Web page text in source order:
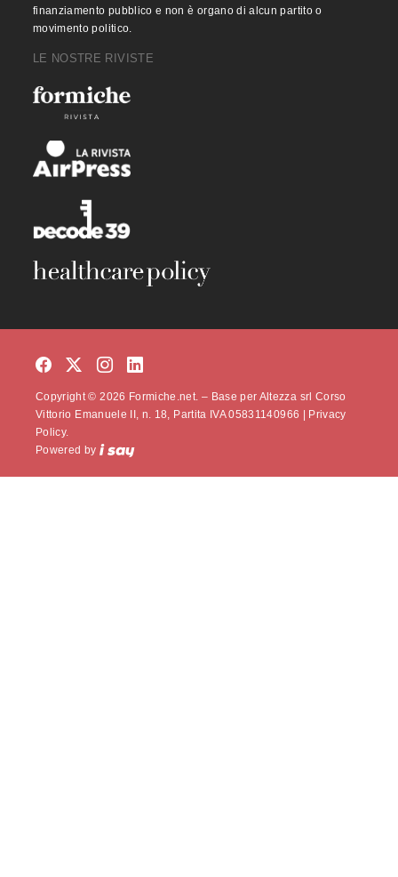
finanziamento pubblico e non è organo di alcun partito o
movimento politico.
LE NOSTRE RIVISTE
Copyright © 2026 Formiche.net. – Base per Altezza srl Corso
Vittorio Emanuele II, n. 18, Partita IVA 05831140966 | Privacy
Policy.
Powered by